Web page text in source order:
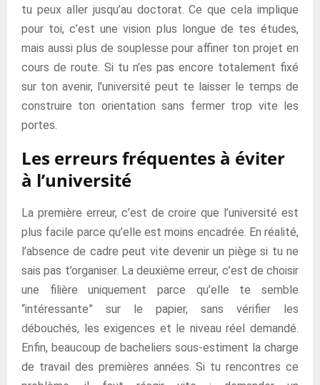
tu peux aller jusqu’au doctorat. Ce que cela implique
pour toi, c’est une vision plus longue de tes études,
mais aussi plus de souplesse pour affiner ton projet en
cours de route. Si tu n’es pas encore totalement fixé
sur ton avenir, l’université peut te laisser le temps de
construire ton orientation sans fermer trop vite les
portes.
Les erreurs fréquentes à éviter
à l’université
La première erreur, c’est de croire que l’université est
plus facile parce qu’elle est moins encadrée. En réalité,
l’absence de cadre peut vite devenir un piège si tu ne
sais pas t’organiser. La deuxième erreur, c’est de choisir
une filière uniquement parce qu’elle te semble
“intéressante” sur le papier, sans vérifier les
débouchés, les exigences et le niveau réel demandé.
Enfin, beaucoup de bacheliers sous-estiment la charge
de travail des premières années. Si tu rencontres ce